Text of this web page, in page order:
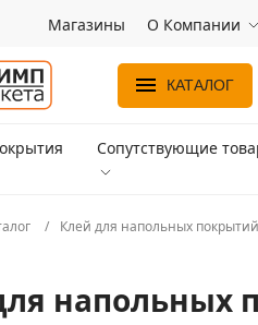
Магазины О Компании
КАТАЛОГ
Сопутствующие
Клей для напольных покрытий
напольных